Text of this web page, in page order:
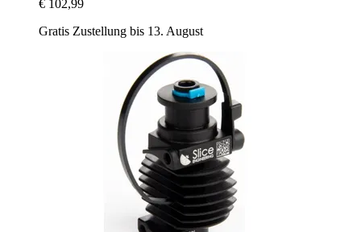
€ 102,99
Gratis Zustellung bis 13. August